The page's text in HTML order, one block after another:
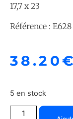
17,7 x 23
Référence : E628
38.20€
5 en stock